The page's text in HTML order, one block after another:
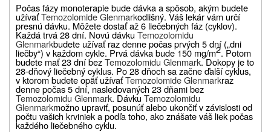
Počas fázy monoterapie bude dávka a spôsob, akým budete
užívaťTemozolomide Glenmarkodlišný. Váš lekár vám určí
presnú dávku. Môžete dostať až 6 liečebných fáz (cyklov).
Každá trvá 28 dní. Novú dávku Temozolomidu
Glenmarkbudete užívať raz denne počas prvých 5 dní („dni
liečby“) v každom cykle. Prvá dávka bude 150 mg/m2. Potom
budete mať 23 dní bezTemozolomidu Glenmark. Dokopy je to
28-dňový liečebný cyklus. Po 28 dňoch sa začne ďalší cyklus,
v ktorom budete opäť užívaťTemozolomide Glenmarkraz
denne počas 5 dní, nasledovaných 23 dňami bez
Temozolomidu Glenmark. Dávku Temozolomidu
Glenmarkmožno upraviť, posunúť alebo ukončiť v závislosti od
počtu vašich krviniek a podľa toho, ako znášate váš liek počas
každého liečebného cyklu.